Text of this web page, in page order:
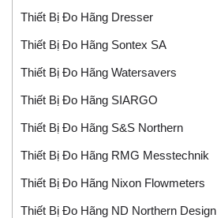
Thiết Bị Đo Hãng Dresser
Thiết Bị Đo Hãng Sontex SA
Thiết Bị Đo Hãng Watersavers
Thiết Bị Đo Hãng SIARGO
Thiết Bị Đo Hãng S&S Northern
Thiết Bị Đo Hãng RMG Messtechnik
Thiết Bị Đo Hãng Nixon Flowmeters
Thiết Bị Đo Hãng ND Northern Design